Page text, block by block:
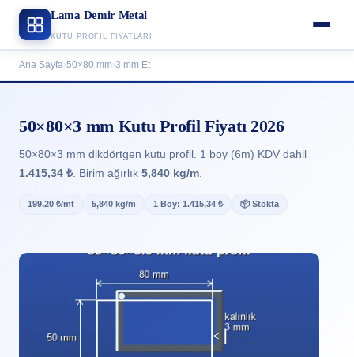
Lama Demir Metal
KUTU PROFIL FIYATLARI
Ana Sayfa›50×80 mm›3 mm Et
50×80×3 mm Kutu Profil Fiyatı 2026
50×80×3 mm dikdörtgen kutu profil. 1 boy (6m) KDV dahil
1.415,34 ₺ . Birim ağırlık 5,840 kg/m
199,20 ₺/mt 5,840 kg/m 1 Boy: 1.415,34 ₺ 📦 Stokta